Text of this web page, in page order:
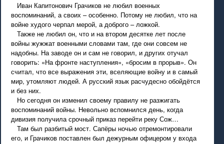
Иван Капитонович Грачиков не любил военных
воспоминаний, а своих – особенно. Потому не любил, что на
войне худого черпал мерой, а доброго – ложкой.
Также не любил он, что и на втором десятке лет после
войны жужжат военными словами там, где они совсем не
надобны. На заводе он и сам не говорил, и других отучал
говорить: «На фронте наступления», «бросим в прорыв». Он
считал, что все выражения эти, вселяющие войну и в самый
мир, утомляют людей. А русский язык расчудесно обойдётся
и без них.
Но сегодня он изменил своему правилу не разжигать
воспоминаний войны. Невольно вспомнился день, когда
дивизия получила срочный приказ перейти реку Сож…
Там был разбитый мост. Сапёры ночью отремонтировали
его, и Грачиков поставлен был дежурным офицером у входа